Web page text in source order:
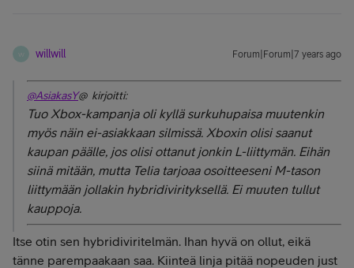
willwill Forum|Forum|7 years ago
@AsiakasY@ kirjoitti:
Tuo Xbox-kampanja oli kyllä surkuhupaisa muutenkin
myös näin ei-asiakkaan silmissä. Xboxin olisi saanut
kaupan päälle, jos olisi ottanut jonkin L-liittymän. Eihän
siinä mitään, mutta Telia tarjoaa osoitteeseni M-tason
liittymään jollakin hybridivirityksellä. Ei muuten tullut
kauppoja.
Itse otin sen hybridiviritelmän. Ihan hyvä on ollut, eikä
tänne parempaakaan saa. Kiinteä linja pitää nopeuden just